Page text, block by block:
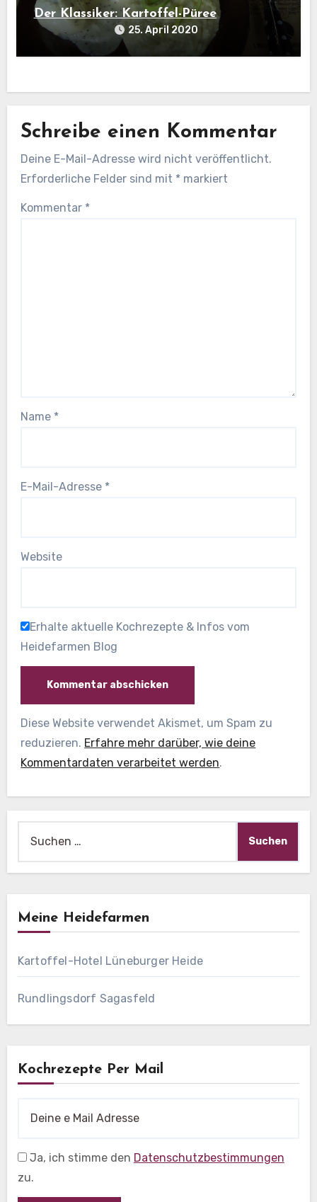
Der Klassiker: Kartoffel-Püree
25. April 2020
Schreibe einen Kommentar
Deine E-Mail-Adresse wird nicht veröffentlicht.
Erforderliche Felder sind mit * markiert
Kommentar *
Name *
E-Mail-Adresse *
Website
Erhalte aktuelle Kochrezepte & Infos vom
Heidefarmen Blog
Diese Website verwendet Akismet, um Spam zu
reduzieren. Erfahre mehr darüber, wie deine
Kommentardaten verarbeitet werden.
nach:
Meine Heidefarmen
Kartoffel-Hotel Lüneburger Heide
Rundlingsdorf Sagasfeld
Kochrezepte Per Mail
Ja, ich stimme den Datenschutzbestimmungen
zu.